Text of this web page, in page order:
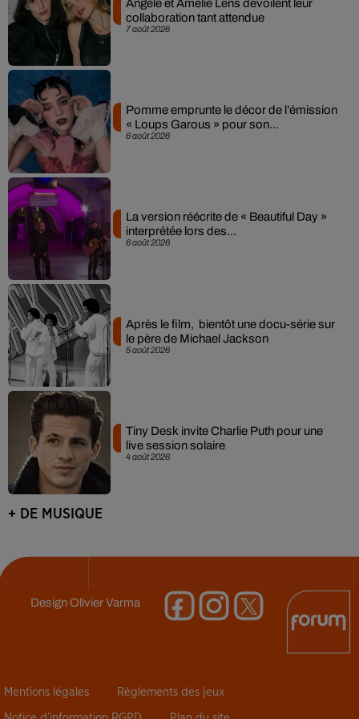
7 août 2026
Angèle et Amélie Lens dévoilent leur
collaboration tant attendue
6 août 2026
Pomme emprunte le décor de l’émission
« Loups Garous » pour son...
6 août 2026
La version réécrite de « Beautiful Day »
interprétée lors des...
5 août 2026
Après le film, bientôt une docu-série sur
le père de Michael Jackson
4 août 2026
Tiny Desk invite Charlie Puth pour une
live session solaire
+ DE MUSIQUE
DesignOlivier Varma
Mentions légales Règlements des jeux